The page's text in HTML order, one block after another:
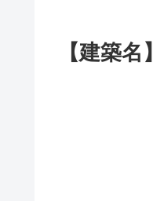
【建築名